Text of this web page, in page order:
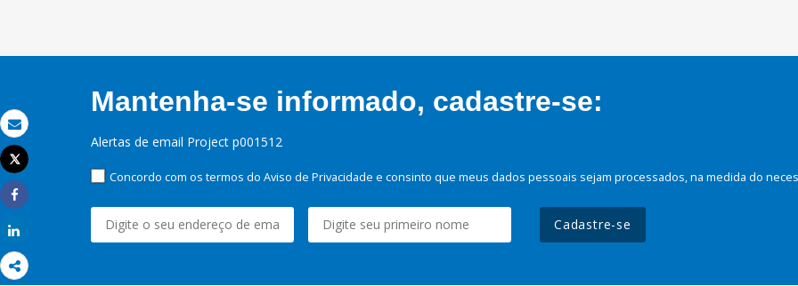
Email
Imprimir
Tweet
Share
Mantenha-se informado, cadastre-se:
Alertas de email Project p001512
Concordo com os termos do Aviso de Privacidade e consinto que meus dados pessoais sejam processados, na medida do
Cadastre-se